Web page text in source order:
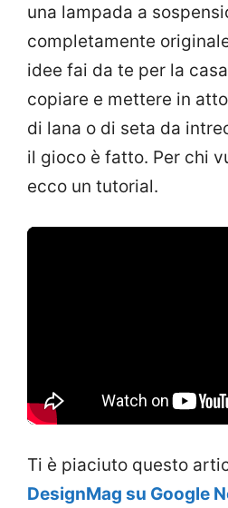
una lampada a
completamente
idee fai da te per la
copiare e mettere in
di lana o di seta da
il gioco è fatto. Per chi
ecco un tutorial.
Ti è piaciuto questo
DesignMag su Google